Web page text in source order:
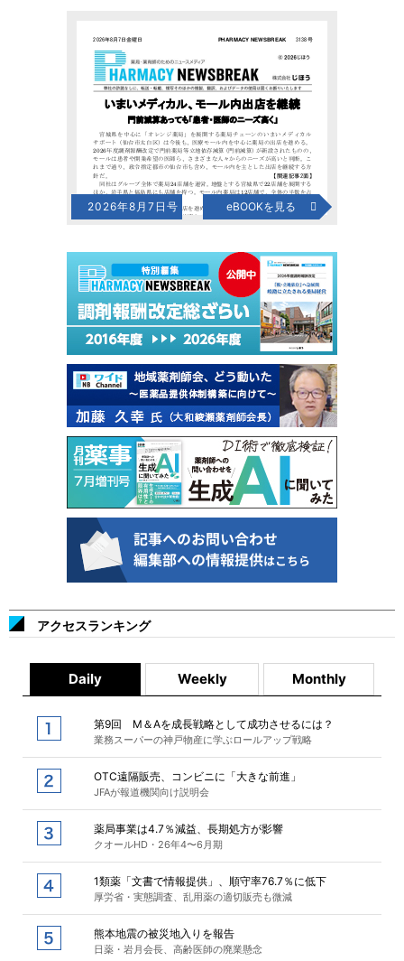
2026年8月7日号 eBOOKを見る
アクセスランキング
Daily Weekly Monthly
第9回 M＆Aを成長戦略として成功させるには？
業務スーパーの神戸物産に学ぶロールアップ戦略
OTC遠隔販売、コンビニに「大きな前進」
JFAが報道機関向け説明会
薬局事業は4.7％減益、長期処方が影響
クオールHD・26年4〜6月期
1類薬「文書で情報提供」、順守率76.7％に低下
厚労省・実態調査、乱用薬の適切販売も微減
熊本地震の被災地入りを報告
日薬・岩月会長、高齢医師の廃業懸念